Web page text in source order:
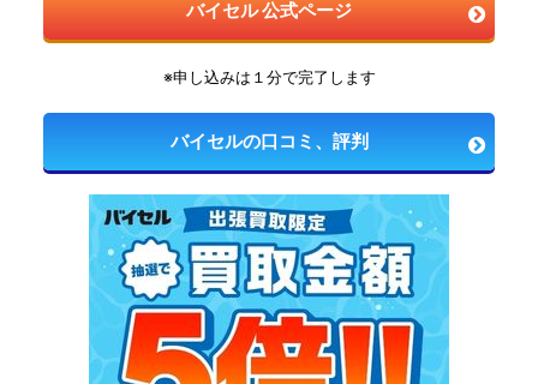
バイセル 公式ページ
※申し込みは１分で完了します
バイセルの口コミ、評判